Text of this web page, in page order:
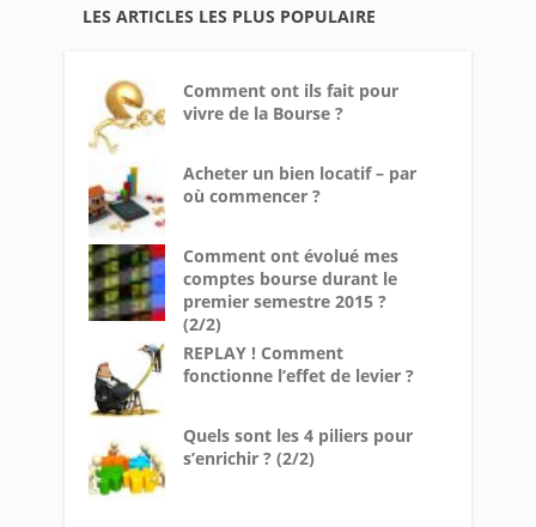
LES ARTICLES LES PLUS POPULAIRE
Comment ont ils fait pour
vivre de la Bourse ?
Acheter un bien locatif – par
où commencer ?
Comment ont évolué mes
comptes bourse durant le
premier semestre 2015 ?
(2/2)
REPLAY ! Comment
fonctionne l’effet de levier ?
Quels sont les 4 piliers pour
s’enrichir ? (2/2)